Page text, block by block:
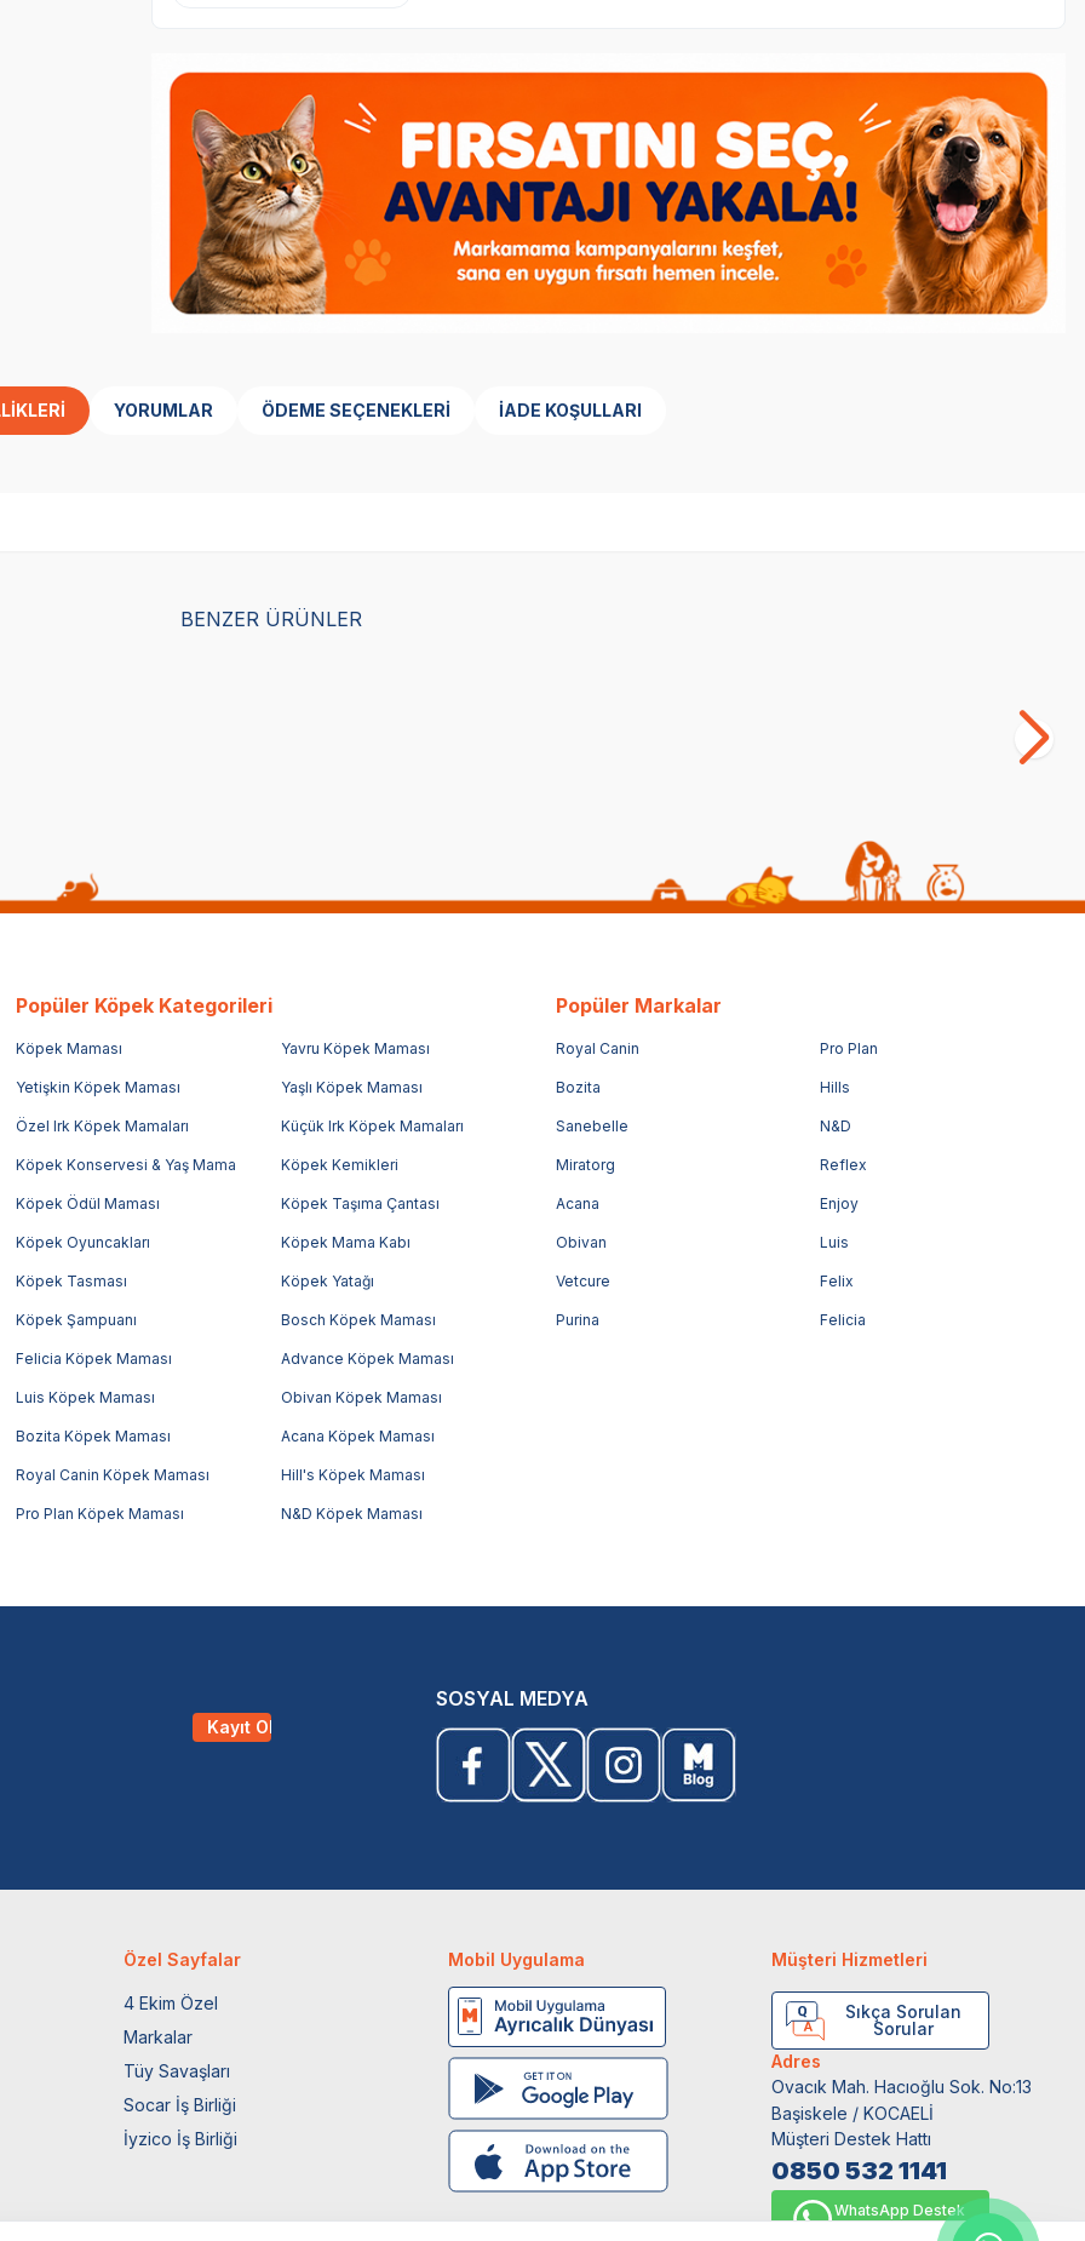
YORUMLAR ÖDEME SEÇENEKLERI İADE KOŞULLARI
BENZER ÜRÜNLER
Popüler Köpek Kategorileri
Köpek Maması Yavru Köpek Maması
Yetişkin Köpek Maması Yaşlı Köpek Maması
Özel Irk Köpek Mamaları Küçük Irk Köpek Mamaları
Köpek Konservesi & Yaş Mama Köpek Kemikleri
Köpek Ödül Maması Köpek Taşıma Çantası
Köpek Oyuncakları Köpek Mama Kabı
Köpek Tasması Köpek Yatağı
Köpek Şampuanı Bosch Köpek Maması
Felicia Köpek Maması Advance Köpek Maması
Luis Köpek Maması Obivan Köpek Maması
Bozita Köpek Maması Acana Köpek Maması
Royal Canin Köpek Maması Hill's Köpek Maması
Pro Plan Köpek Maması N&D Köpek Maması
Popüler Markalar
Royal Canin Pro Plan
Bozita Hills
Sanebelle N&D
Miratorg Reflex
Acana Enjoy
Obivan Luis
Vetcure Felix
Purina Felicia
Kayıt Ol
SOSYAL MEDYA
Özel Sayfalar
4 Ekim Özel
Markalar
Tüy Savaşları
Socar İş Birliği
İyzico İş Birliği
Mobil Uygulama Müşteri Hizmetleri
Sıkça Sorulan
Sorular
Adres
Ovacık Mah. Hacıoğlu Sok. No:13
Başiskele / KOCAELİ
Müşteri Destek Hattı
0850 532 1141
WhatsApp Destek
0554 871 66 20